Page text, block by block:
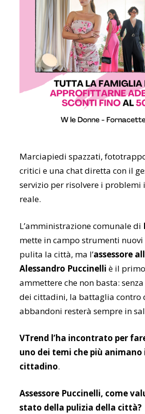
Marciapiedi spazzati,
critici e una chat diretta con il
servizio per risolvere i problemi
reale.
L’amministrazione comunale di
mette in campo strumenti nuovi
pulita la città, ma l’assessore
Alessandro Puccinelli è il
ammettere che non basta:
dei cittadini, la battaglia contro
abbandoni resterà sempre in
VTrend l’ha incontrato per
uno dei temi che più
cittadino.
Assessore Puccinelli, come
stato della pulizia della città?